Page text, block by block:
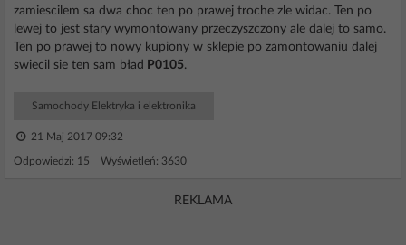
zamiescilem sa dwa choc ten po prawej troche zle widac. Ten po
lewej to jest stary wymontowany przeczyszczony ale dalej to samo.
Ten po prawej to nowy kupiony w sklepie po zamontowaniu dalej
swiecil sie ten sam bład P0105.
Samochody Elektryka i elektronika
21 Maj 2017 09:32
Odpowiedzi: 15 Wyświetleń: 3630
REKLAMA